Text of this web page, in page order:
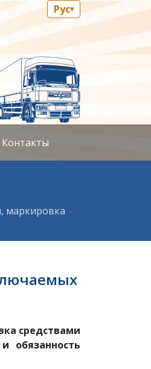
Рус▾
Контакты
маркировка
средствами
обязанность